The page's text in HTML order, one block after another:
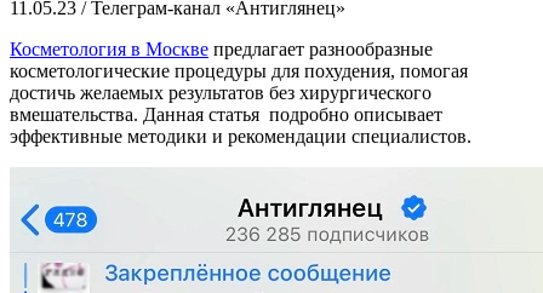
11.05.23 / Телеграм-канал «Антиглянец»
Косметология в Москве предлагает разнообразные
косметологические процедуры для похудения, помогая
достичь желаемых результатов без хирургического
вмешательства. Данная статья подробно описывает
эффективные методики и рекомендации специалистов.